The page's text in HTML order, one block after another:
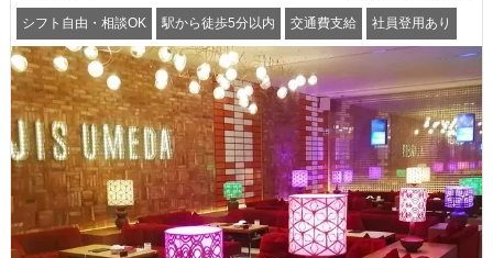
シフト自由・相談OK 駅から徒歩5分以内 交通費支給 社員登用あり